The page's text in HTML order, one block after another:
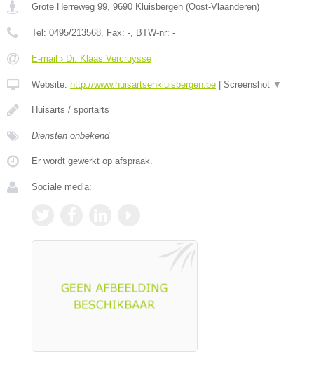
Grote Herreweg 99 9690 Kluisbergen (Oost-Vlaanderen)
Tel: 0495/213568 , Fax: - , BTW-nr: -
E-mail › Dr. Klaas Vercruysse
Website: http://www.huisartsenkluisbergen.be Screenshot ▼
Huisarts / sportarts
Diensten onbekend
Er wordt gewerkt op afspraak.
Sociale media: